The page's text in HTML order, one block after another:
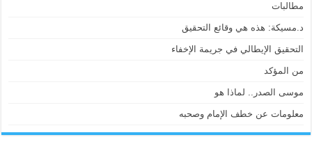
مطالبات
د.مسيكة: هذه هي وقائع التحقيق
التحقيق الإيطالي في جريمة الإخفاء
من المؤكد
موسى الصدر.. لماذا هو
معلومات عن خطف الإمام وصحبه